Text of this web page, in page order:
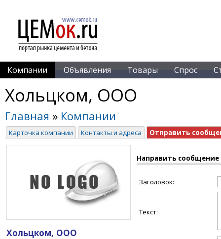
Компании Объявления Товары Спрос
Хольцком, ООО
Главная » Компании
Карточка компании Контакты и адреса Отправить
Хольцком, ООО
Направить
Заголовок:
Текст: